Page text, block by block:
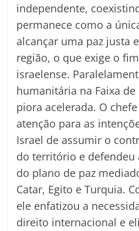
independente,
permanece como a
alcançar uma paz justa
região, o que exige o
israelense.
humanitária na Faixa
piora acelerada. O
atenção para as
Israel de assumir o
do território e defendeu
do plano de paz
Catar, Egito e Turquia.
ele enfatizou a
direito internacional e